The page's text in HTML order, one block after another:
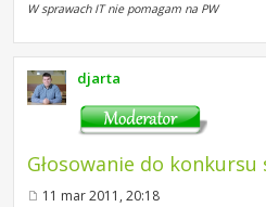
W sprawach IT nie pomagam na PW
djarta
Głosowanie do konkursu
11 mar 2011, 20:18